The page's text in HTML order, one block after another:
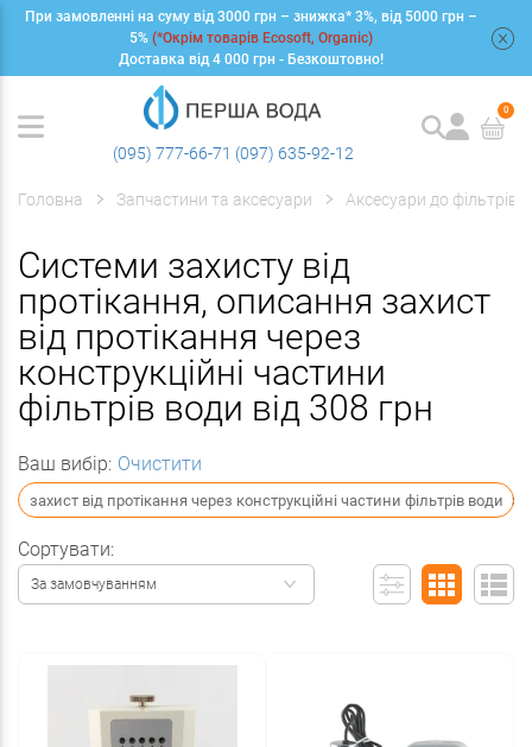
При замовленні на суму від 3000 грн – знижка* 3%, від 5000 грн –
5% (*Окрім товарів Ecosoft, Organic)
Доставка від 4 000 грн - Безкоштовно!
(095) 777-66-71 (097) 635-92-12
0
Головна Запчастини та аксесуари Аксесуари до фільтрів
Системи захисту від
протікання, описання захист
від протікання через
конструкційні частини
фільтрів води від 308 грн
Ваш вибір: Очистити
захист від протікання через конструкційні частини фільтрів води ×
Сортувати:
За замовчуванням